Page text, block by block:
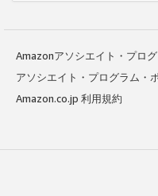
Amazonアソシエイト・プロ
アソシエイト・プログラム・
Amazon.co.jp 利用規約